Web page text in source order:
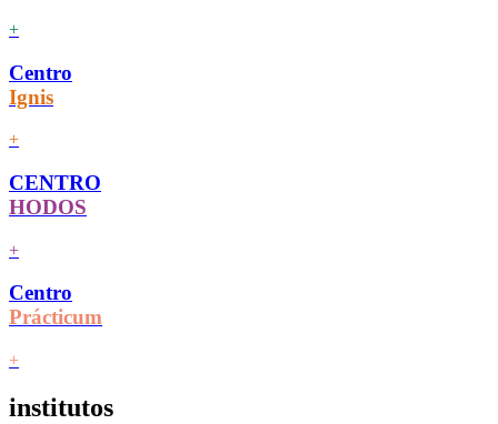
+
Centro
Ignis
+
CENTRO
HODOS
+
Centro
Prácticum
+
institutos